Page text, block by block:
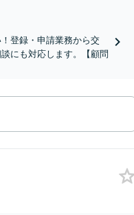
登録・申請業務から交
にも対応します。【顧問